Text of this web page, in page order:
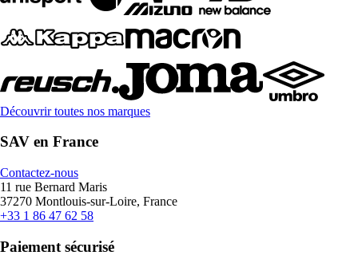
Découvrir toutes nos marques
SAV en France
Contactez-nous
11 rue Bernard Maris
37270 Montlouis-sur-Loire, France
+33 1 86 47 62 58
Paiement sécurisé